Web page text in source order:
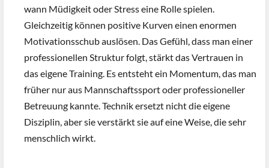
wann Müdigkeit oder Stress eine Rolle spielen.
Gleichzeitig können positive Kurven einen enormen
Motivationsschub auslösen. Das Gefühl, dass man einer
professionellen Struktur folgt, stärkt das Vertrauen in
das eigene Training. Es entsteht ein Momentum, das man
früher nur aus Mannschaftssport oder professioneller
Betreuung kannte. Technik ersetzt nicht die eigene
Disziplin, aber sie verstärkt sie auf eine Weise, die sehr
menschlich wirkt.